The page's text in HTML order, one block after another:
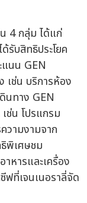
4 กลุ่ม ได้แก่
บสิทธิประโยค
นน GEN
เช่น บริการห้อง
นทาง GEN
ช่น โปรแกรม
วามงามจาก
พิเศษชม
หารและเครื่อง
ฟที่เจนเนอราลี่จัด